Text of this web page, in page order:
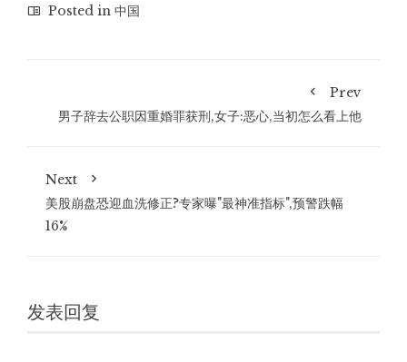
Posted in 中国
Prev
男子辞去公职因重婚罪获刑,女子:恶心,当初怎么看上他
Next
美股崩盘恐迎血洗修正?专家曝"最神准指标",预警跌幅
16%
发表回复